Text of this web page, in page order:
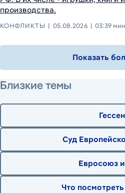
производства.
КОНФЛИКТЫ 05.08.2026 03:39
Показать
Близкие темы
Гессен
Суд
Евросоюз
Что посмотреть